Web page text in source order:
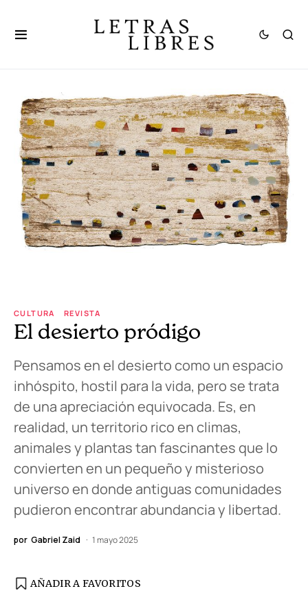
CULTURA REVISTA
El desierto pródigo
Pensamos en el desierto como un espacio
inhóspito, hostil para la vida, pero se trata
de una apreciación equivocada. Es, en
realidad, un territorio rico en climas,
animales y plantas tan fascinantes que lo
convierten en un pequeño y misterioso
universo en donde antiguas comunidades
pudieron encontrar abundancia y libertad.
por Gabriel Zaid 1 mayo 2025
AÑADIR A FAVORITOS